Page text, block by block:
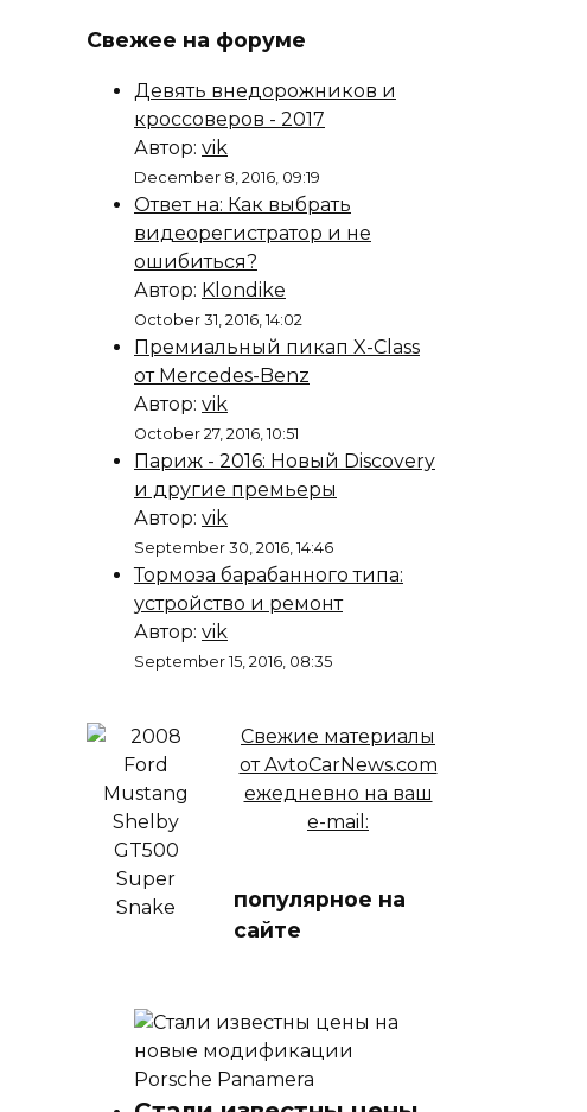
Свежее на форуме
Девять внедорожников и
кроссоверов - 2017
Автор: vik
December 8, 2016, 09:19
Ответ на: Как выбрать
видеорегистратор и не
ошибиться?
Автор: Klondike
October 31, 2016, 14:02
Премиальный пикап X-Class
от Mercedes-Benz
Автор: vik
October 27, 2016, 10:51
Париж - 2016: Новый Discovery
и другие премьеры
Автор: vik
September 30, 2016, 14:46
Тормоза барабанного типа:
устройство и ремонт
Автор: vik
September 15, 2016, 08:35
Свежие материалы
от AvtoCarNews.com
ежедневно на ваш
e-mail:
популярное на
сайте